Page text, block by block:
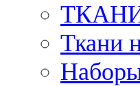
Ткани